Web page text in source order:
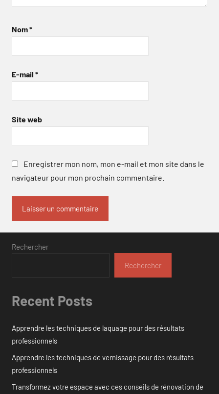
Nom*
E-mail *
Site web
Enregistrer mon nom, mon e-mail et mon site dans le
navigateur pour mon prochain commentaire.
Rechercher
Rechercher
Recent Posts
Apprendre les techniques de laquage pour des résultats
professionnels
Apprendre les techniques de vernissage pour des résultats
professionnels
Transformez votre espace avec ces conseils de rénovation de